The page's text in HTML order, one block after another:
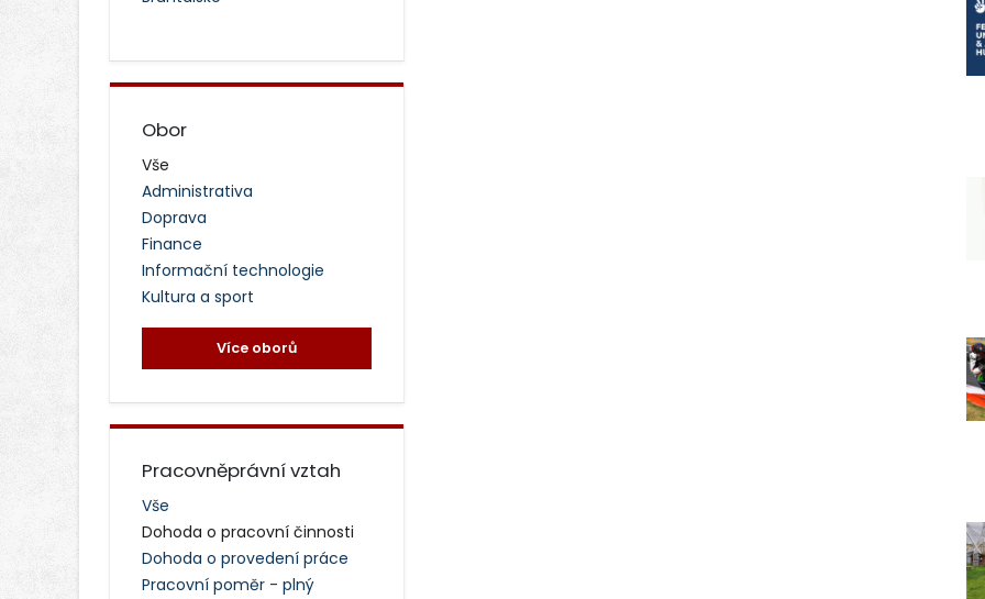
Obor
Vše
Administrativa
Doprava
Finance
Informační technologie
Kultura a sport
Více oborů
Pracovněprávní vztah
Vše
Dohoda o pracovní činnosti
Dohoda o provedení práce
Pracovní poměr - plný